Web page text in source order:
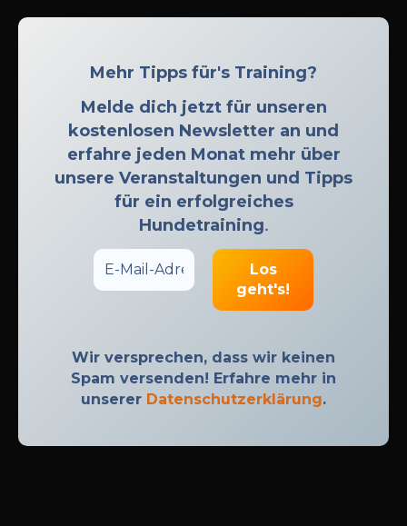
Mehr Tipps für's Training?
Melde dich jetzt für unseren
kostenlosen Newsletter an und
erfahre jeden Monat mehr über
unsere Veranstaltungen und Tipps
für ein erfolgreiches
Hundetraining.
Wir versprechen, dass wir keinen
Spam versenden! Erfahre mehr in
unserer Datenschutzerklärung.